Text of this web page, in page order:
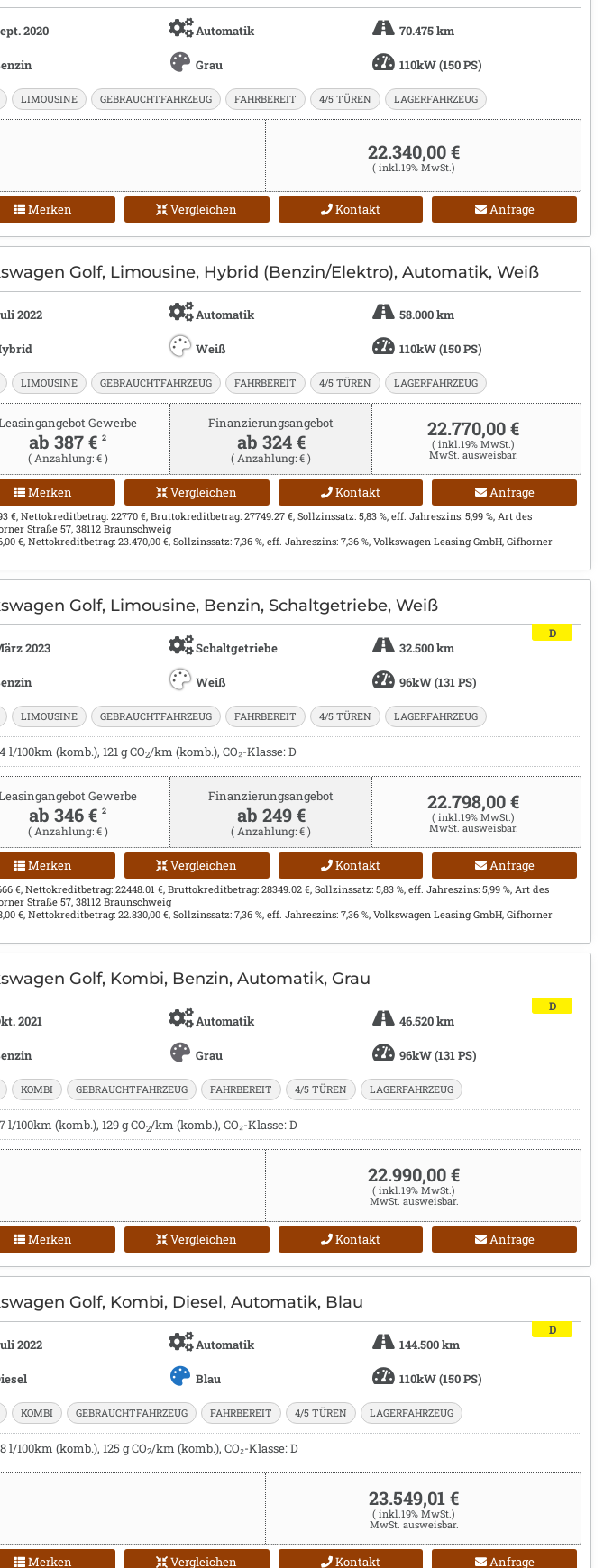
2020 Automatik 70.475 km
Grau 110kW (150 PS)
LIMOUSINE GEBRAUCHTFAHRZEUG FAHRBEREIT 4/5 TÜREN LAGERFAHRZEUG
22.340,00 €
( inkl.19% MwSt.)
Merken Vergleichen Kontakt Anfrage
Golf, Limousine, Hybrid (Benzin/Elektro), Automatik, Weiß
2022 Automatik 58.000 km
Weiß 110kW (150 PS)
LIMOUSINE GEBRAUCHTFAHRZEUG FAHRBEREIT 4/5 TÜREN LAGERFAHRZEUG
Gewerbe
ab 387 €2
( Anzahlung: € )
Finanzierungsangebot
ab 324 €
( Anzahlung: € )
22.770,00 €
( inkl.19% MwSt.)
MwSt. ausweisbar.
Merken Vergleichen Kontakt Anfrage
€, Nettokreditbetrag: 22770 €, Bruttokreditbetrag: 27749.27 €, Sollzinssatz: 5,83 %, eff. Jahreszins: 5,99 %, Art des
Straße 57, 38112 Braunschweig
€, Nettokreditbetrag: 23.470,00 €, Sollzinssatz: 7,36 %, eff. Jahreszins: 7,36 %, Volkswagen Leasing GmbH, Gifhorner
Golf, Limousine, Benzin, Schaltgetriebe, Weiß
2023 Schaltgetriebe 32.500 km
Weiß 96kW (131 PS)
D
LIMOUSINE GEBRAUCHTFAHRZEUG FAHRBEREIT 4/5 TÜREN LAGERFAHRZEUG
l/100km (komb.), 121 g CO2/km (komb.), CO₂-Klasse: D
Gewerbe
ab 346 €2
( Anzahlung: € )
Finanzierungsangebot
ab 249 €
( Anzahlung: € )
22.798,00 €
( inkl.19% MwSt.)
MwSt. ausweisbar.
Merken Vergleichen Kontakt Anfrage
€, Nettokreditbetrag: 22448.01 €, Bruttokreditbetrag: 28349.02 €, Sollzinssatz: 5,83 %, eff. Jahreszins: 5,99 %, Art des
Straße 57, 38112 Braunschweig
€, Nettokreditbetrag: 22.830,00 €, Sollzinssatz: 7,36 %, eff. Jahreszins: 7,36 %, Volkswagen Leasing GmbH, Gifhorner
Golf, Kombi, Benzin, Automatik, Grau
2021 Automatik 46.520 km
Grau 96kW (131 PS)
D
KOMBI GEBRAUCHTFAHRZEUG FAHRBEREIT 4/5 TÜREN LAGERFAHRZEUG
l/100km (komb.), 129 g CO2/km (komb.), CO₂-Klasse: D
22.990,00 €
( inkl.19% MwSt.)
MwSt. ausweisbar.
Merken Vergleichen Kontakt Anfrage
Golf, Kombi, Diesel, Automatik, Blau
2022 Automatik 144.500 km
Blau 110kW (150 PS)
D
KOMBI GEBRAUCHTFAHRZEUG FAHRBEREIT 4/5 TÜREN LAGERFAHRZEUG
l/100km (komb.), 125 g CO2/km (komb.), CO₂-Klasse: D
23.549,01 €
( inkl.19% MwSt.)
MwSt. ausweisbar.
Merken Vergleichen Kontakt Anfrage